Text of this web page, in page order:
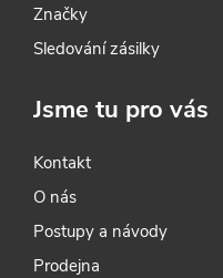
Značky
Sledování zásilky
Jsme tu pro vás
Kontakt
O nás
Postupy a návody
Prodejna